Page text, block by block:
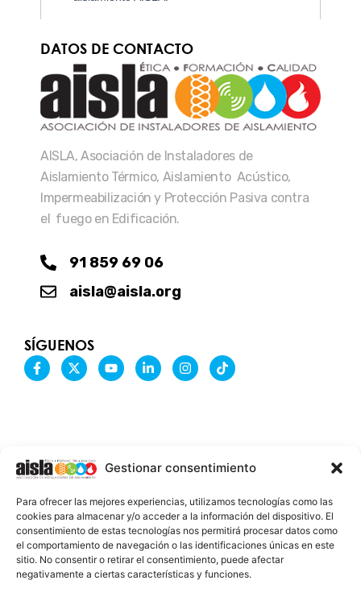
Gestionar consentimiento
Para ofrecer las mejores experiencias, utilizamos tecnologías como las
cookies para almacenar y/o acceder a la información del dispositivo. El
consentimiento de estas tecnologías nos permitirá procesar datos como
el comportamiento de navegación o las identificaciones únicas en este
sitio. No consentir o retirar el consentimiento, puede afectar
negativamente a ciertas características y funciones.
DATOS DE CONTACTO
AISLA, Asociación de Instaladores de
Aislamiento Térmico, Aislamiento Acústico,
Impermeabilización y Protección Pasiva contra
el fuego en Edificación.
91 859 69 06
aisla@aisla.org
SÍGUENOS
F
a
c
-
f
X
-
t
r
Y
o
u
L
i
n
-
i
I
n
s
m
T
i
k
INFORMACIÓN LEGAL
AVISO LEGAL
PROTECCIÓN DE DATOS
POLÍTICA DE COOKIES